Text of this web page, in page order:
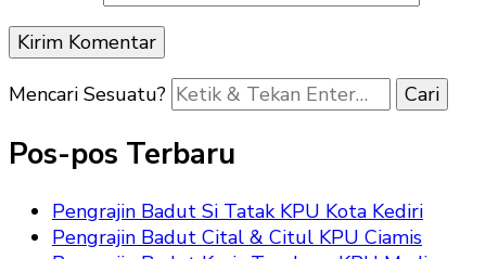
Mencari Sesuatu?
Pos-pos Terbaru
Pengrajin Badut Si Tatak KPU Kota Kediri
Pengrajin Badut Cital & Citul KPU Ciamis